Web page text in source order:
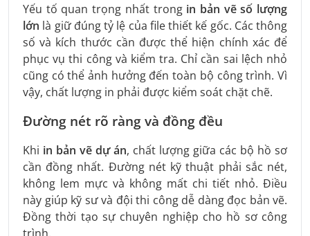
Yếu tố quan trọng nhất trong in bản vẽ số lượng
lớn là giữ đúng tỷ lệ của file thiết kế gốc. Các thông
số và kích thước cần được thể hiện chính xác để
phục vụ thi công và kiểm tra. Chỉ cần sai lệch nhỏ
cũng có thể ảnh hưởng đến toàn bộ công trình. Vì
vậy, chất lượng in phải được kiểm soát chặt chẽ.
Đường nét rõ ràng và đồng đều
Khi in bản vẽ dự án, chất lượng giữa các bộ hồ sơ
cần đồng nhất. Đường nét kỹ thuật phải sắc nét,
không lem mực và không mất chi tiết nhỏ. Điều
này giúp kỹ sư và đội thi công dễ dàng đọc bản vẽ.
Đồng thời tạo sự chuyên nghiệp cho hồ sơ công
trình.